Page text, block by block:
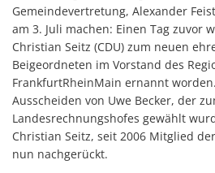
Gemeindevertretung, Alexander
am 3. Juli machen: Einen Tag zuvor
Christian Seitz (CDU) zum neuen
Beigeordneten im Vorstand des
FrankfurtRheinMain ernannt
Ausscheiden von Uwe Becker, der
Landesrechnungshofes gewählt
Christian Seitz, seit 2006 Mitglied
nun nachgerückt.